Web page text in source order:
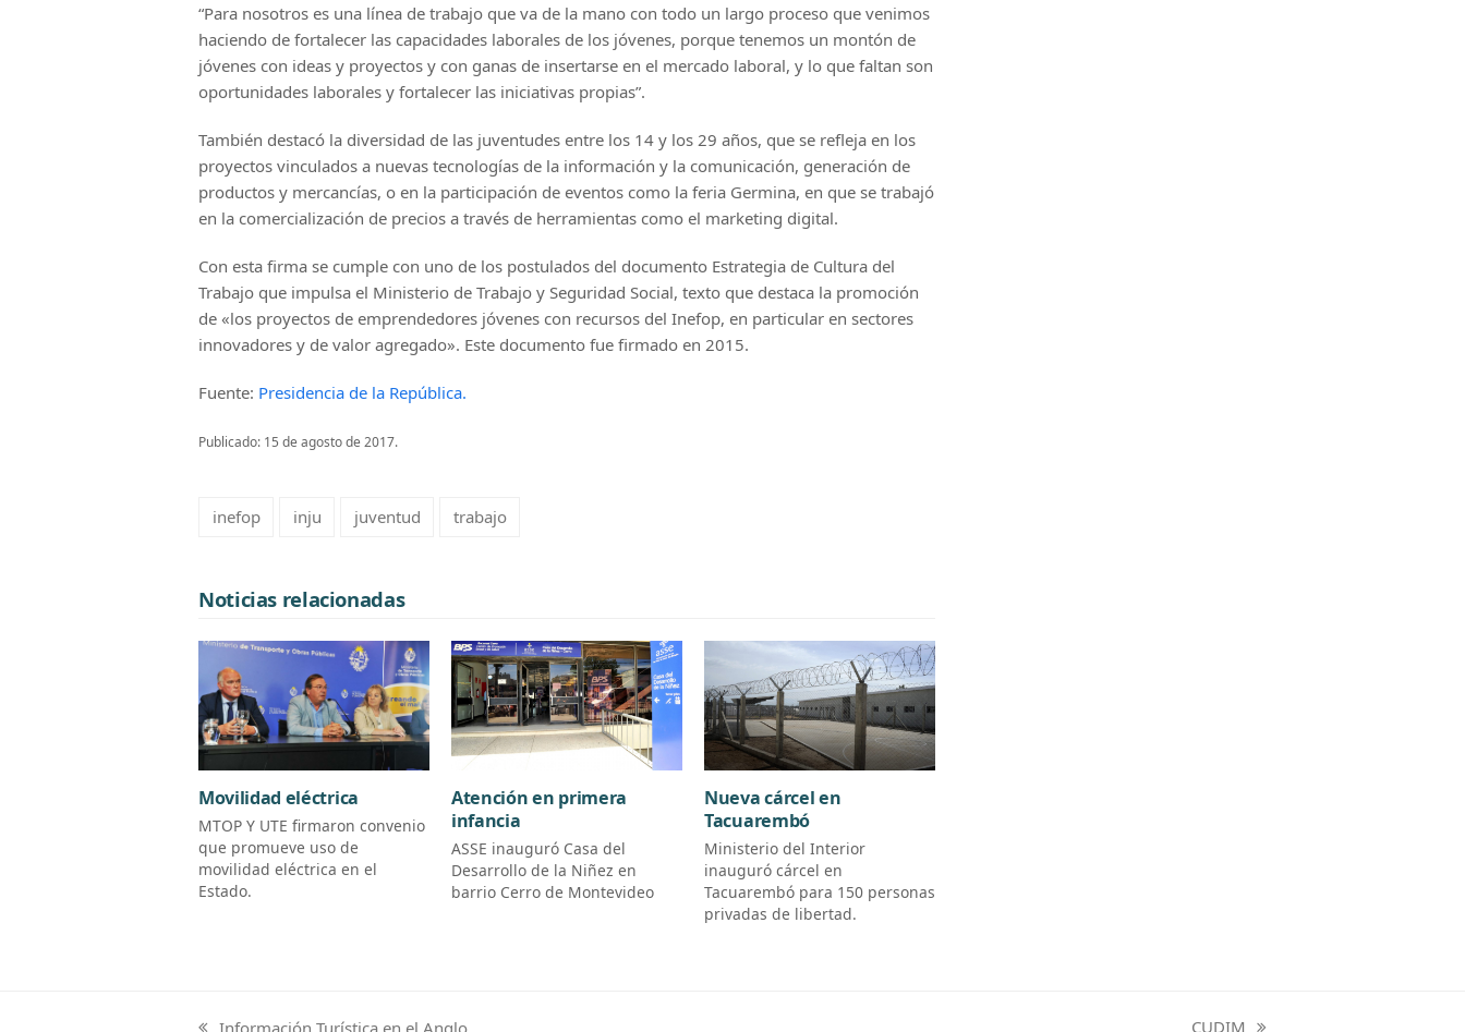
“Para nosotros es una línea de trabajo que va de la mano con todo un largo proceso que venimos
haciendo de fortalecer las capacidades laborales de los jóvenes, porque tenemos un montón de
jóvenes con ideas y proyectos y con ganas de insertarse en el mercado laboral, y lo que faltan son
oportunidades laborales y fortalecer las iniciativas propias”.
También destacó la diversidad de las juventudes entre los 14 y los 29 años, que se refleja en los
proyectos vinculados a nuevas tecnologías de la información y la comunicación, generación de
productos y mercancías, o en la participación de eventos como la feria Germina, en que se trabajó
en la comercialización de precios a través de herramientas como el marketing digital.
Con esta firma se cumple con uno de los postulados del documento Estrategia de Cultura del
Trabajo que impulsa el Ministerio de Trabajo y Seguridad Social, texto que destaca la promoción
de «los proyectos de emprendedores jóvenes con recursos del Inefop, en particular en sectores
innovadores y de valor agregado». Este documento fue firmado en 2015.
Fuente: Presidencia de la República.
Publicado: 15 de agosto de 2017.
inefop inju juventud trabajo
Noticias relacionadas
Movilidad eléctrica
MTOP Y UTE firmaron convenio
que promueve uso de
movilidad eléctrica en el
Estado.
Atención en primera
infancia
ASSE inauguró Casa del
Desarrollo de la Niñez en
barrio Cerro de Montevideo
Nueva cárcel en
Tacuarembó
Ministerio del Interior
inauguró cárcel en
Tacuarembó para 150 personas
privadas de libertad.
Información Turística en el Anglo CUDIM